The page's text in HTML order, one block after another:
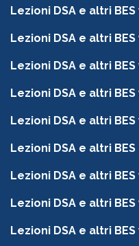
Lezioni DSA e altri
Lezioni DSA e altri
Lezioni DSA e altri
Lezioni DSA e altri
Lezioni DSA e altri
Lezioni DSA e altri
Lezioni DSA e altri
Lezioni DSA e altri
Lezioni DSA e altri